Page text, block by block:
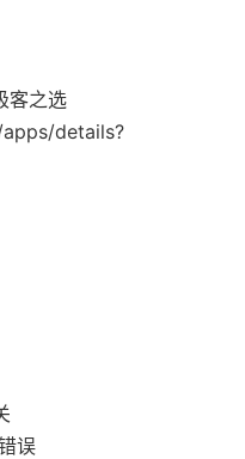
客之选
details?
误